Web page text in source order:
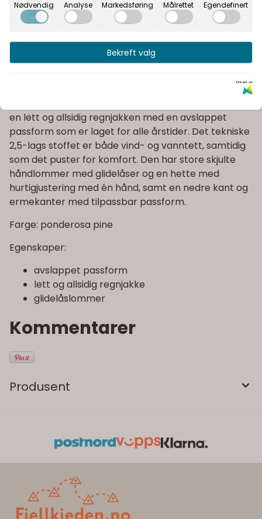
Fast fraktpris
en lett og allsidig regnjakken med en avslappet
passform som er laget for alle årstider. Det tekniske
2,5-lags stoffet er både vind- og vanntett, samtidig
som det puster for komfort. Den har store skjulte
håndlommer med glidelåser og en hette med
hurtigjustering med én hånd, samt en nedre kant og
ermekanter med tilpassbar passform.
Farge: ponderosa pine
Egenskaper:
avslappet passform
lett og allsidig regnjakke
glidelåslommer
Kommentarer
Produsent
Nødvendig Analyse Markedsføring Målrettet Egendefinert
Bekreft valg
Drevet av